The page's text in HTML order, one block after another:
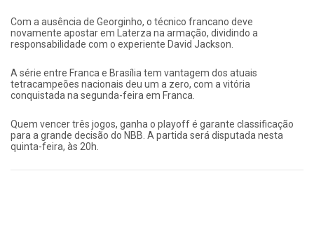
Com a ausência de Georginho, o técnico francano deve
novamente apostar em Laterza na armação, dividindo a
responsabilidade com o experiente David Jackson.
A série entre Franca e Brasília tem vantagem dos atuais
tetracampeões nacionais deu um a zero, com a vitória
conquistada na segunda-feira em Franca.
Quem vencer três jogos, ganha o playoff é garante classificação
para a grande decisão do NBB. A partida será disputada nesta
quinta-feira, às 20h.